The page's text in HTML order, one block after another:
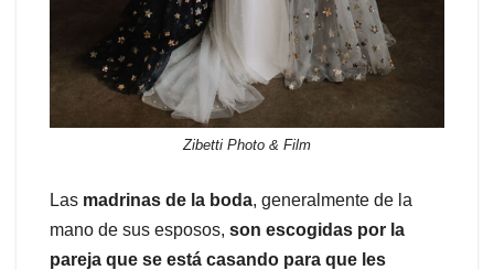
Zibetti Photo & Film
Las madrinas de la boda, generalmente de la
mano de sus esposos, son escogidas por la
pareja que se está casando para que les